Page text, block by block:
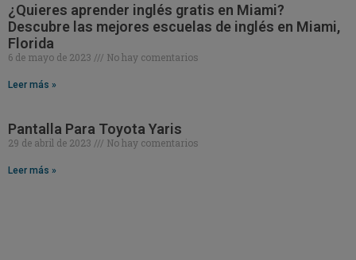
¿Quieres aprender inglés gratis en Miami?
Descubre las mejores escuelas de inglés en Miami,
Florida
6 de mayo de 2023 No hay comentarios
Leer más »
Pantalla Para Toyota Yaris
29 de abril de 2023 No hay comentarios
Leer más »